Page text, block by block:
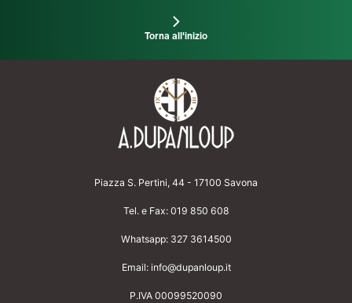
Torna all'inizio
Piazza S. Pertini, 44 - 17100 Savona
Tel. e Fax: 019 850 608
Whatsapp: 327 3614500
Email: info@dupanloup.it
P.IVA 00099520090